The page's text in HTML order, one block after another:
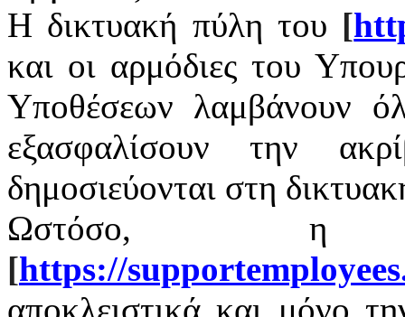
Η δικτυακή πύλη του [
και οι αρμόδιες του
Υποθέσεων λαμβάνουν
εξασφαλίσουν την
δημοσιεύονται στη
Ωστόσο, η
[https://supportemployees